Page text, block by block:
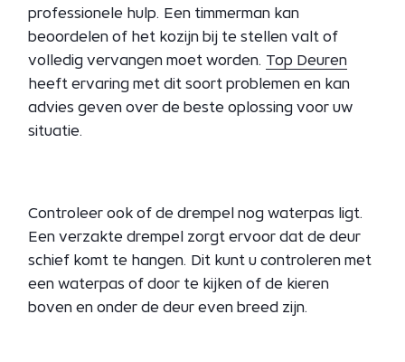
professionele hulp. Een timmerman kan
beoordelen of het kozijn bij te stellen valt of
volledig vervangen moet worden. Top Deuren
heeft ervaring met dit soort problemen en kan
advies geven over de beste oplossing voor uw
situatie.
Controleer ook of de drempel nog waterpas ligt.
Een verzakte drempel zorgt ervoor dat de deur
schief komt te hangen. Dit kunt u controleren met
een waterpas of door te kijken of de kieren
boven en onder de deur even breed zijn.